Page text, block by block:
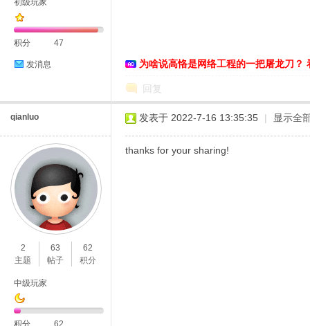
初级玩家
积分 47
发消息 为啥说高恪是网络工程的一把屠龙刀？
回复
qianluo
2
主题
63
帖子
62
积分
中级玩家
积分 62
发表于 2022-7-16 13:35:35 | 显示全
thanks for your sharing!